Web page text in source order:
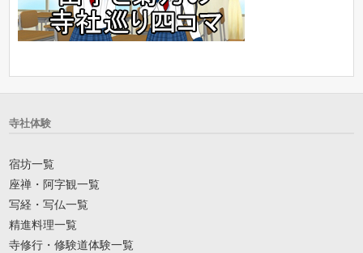
寺社体験
宿坊一覧
座禅・阿字観一覧
写経・写仏一覧
精進料理一覧
寺修行・修験道体験一覧